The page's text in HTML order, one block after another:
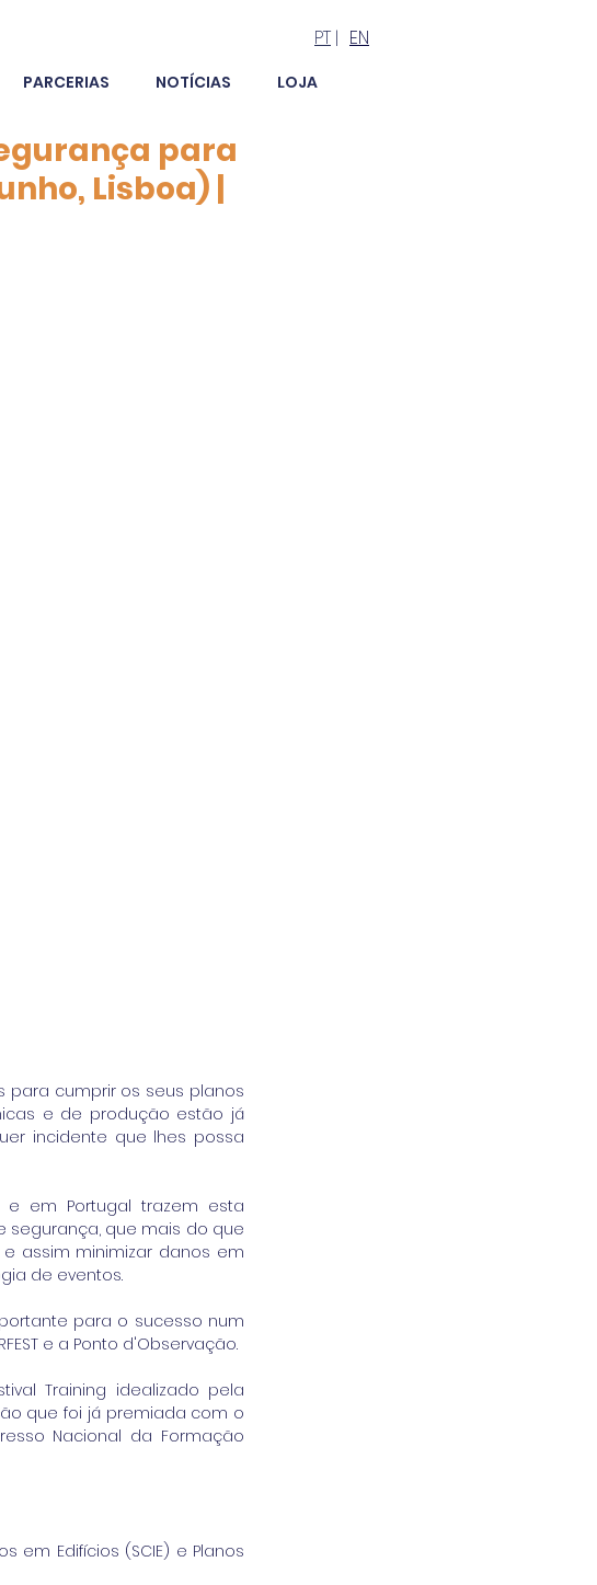
PT | EN
PARCERIAS NOTÍCIAS LOJA
para
Lisboa) |
para cumprir os seus planos
e de produção estão já
incidente que lhes possa
e em Portugal trazem esta
que mais do que
assim minimizar danos em
de eventos.
para o sucesso num
e a Ponto d'Observação.
Training idealizado pela
Nacional da Formação
em Edifícios (SCIE) e Planos